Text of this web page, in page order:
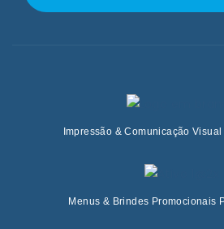
Impressão & Comunicação
Menus & Brindes Promocionais